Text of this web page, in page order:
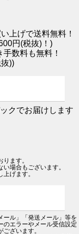
上げで送料無料！
円(税抜)！)
数料も無料！
))
クでお届けします
ます。
場合もございます。
げます。
ール」「発送メール」等を
のエラーやメール受信設定
ざいます。